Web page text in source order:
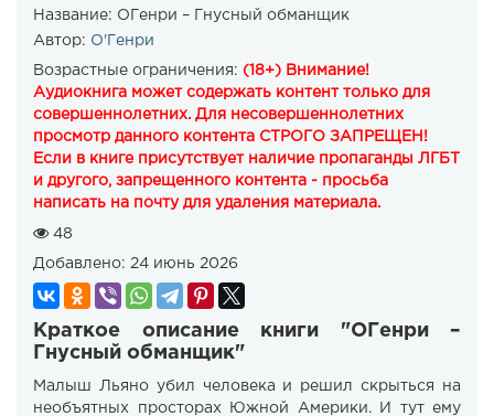
Название: ОГенри – Гнусный обманщик
Автор: О'Генри
Возрастные ограничения: (18+) Внимание!
Аудиокнига может содержать контент только для
совершеннолетних. Для несовершеннолетних
просмотр данного контента СТРОГО ЗАПРЕЩЕН!
Если в книге присутствует наличие пропаганды ЛГБТ
и другого, запрещенного контента - просьба
написать на почту для удаления материала.
48
Добавлено: 24 июнь 2026
Краткое описание книги "ОГенри –
Гнусный обманщик"
Малыш Льяно убил человека и решил скрыться на
необъятных просторах Южной Америки. И тут ему